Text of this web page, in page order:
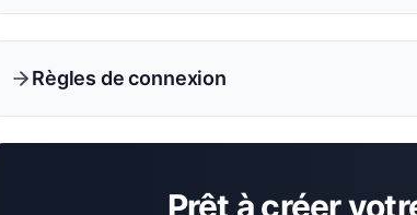
Règles de connexion
Prêt à créer